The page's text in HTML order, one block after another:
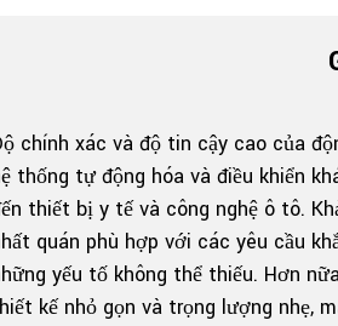
chính xác và độ tin cậy cao của
thống tự động hóa và điều khiển
thiết bị y tế và công nghệ ô tô.
quán phù hợp với các yêu cầu
yếu tố không thể thiếu. Hơn
kế nhỏ gọn và trọng lượng nhẹ,